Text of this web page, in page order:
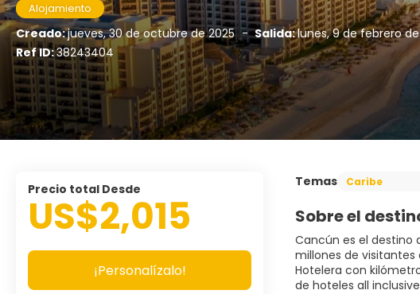
Alojamiento
Creado:jueves, 30 de octubre de 2025 - Salida:lunes, 9 de febrero
Ref ID:38243404
Temas Caribe
Sobre el
Cancún es el destino
millones de visitantes
Hotelera con
de hoteles all
Precio total Desde
US$2,015
¡Personalízalo!